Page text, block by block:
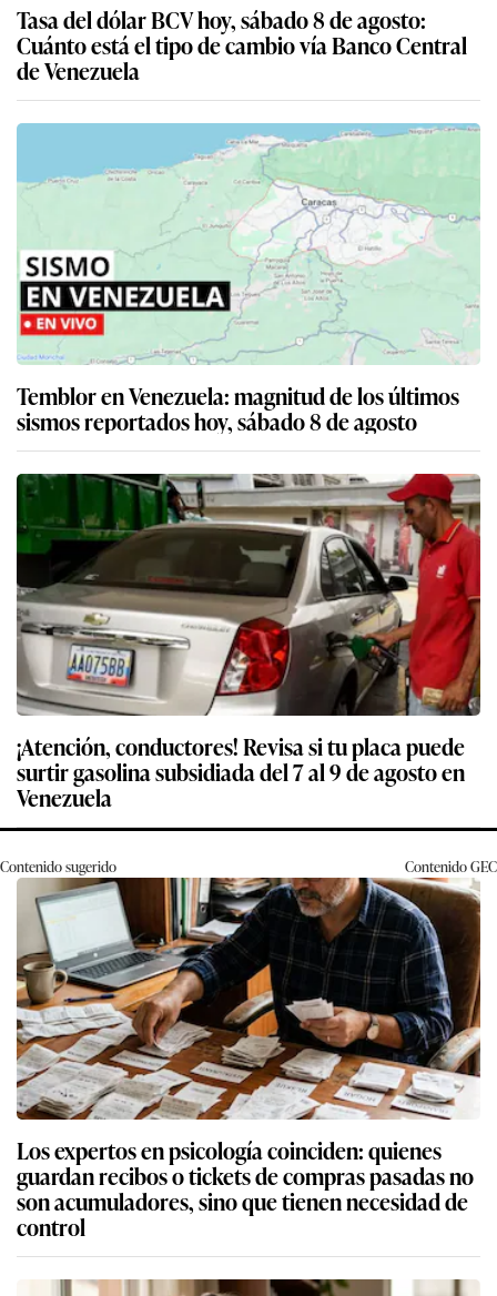
Tasa del dólar BCV hoy, sábado 8 de agosto:
Cuánto está el tipo de cambio vía Banco Central
de Venezuela
Temblor en Venezuela: magnitud de los últimos
sismos reportados hoy, sábado 8 de agosto
¡Atención, conductores! Revisa si tu placa puede
surtir gasolina subsidiada del 7 al 9 de agosto en
Venezuela
Contenido sugerido ContenidoGEC
Los expertos en psicología coinciden: quienes
guardan recibos o tickets de compras pasadas no
son acumuladores, sino que tienen necesidad de
control